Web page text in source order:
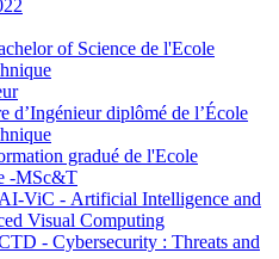
of Science de l'Ecole
d’Ingénieur diplômé de l’École
gradué de l'Ecole
-MSc&T
ViC - Artificial Intelligence and
Visual Computing
- Cybersecurity : Threats and